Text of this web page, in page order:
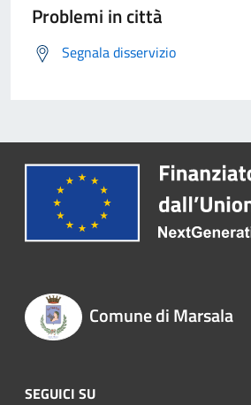
Problemi in città
Segnala disservizio
Comune di Marsala
SEGUICI SU